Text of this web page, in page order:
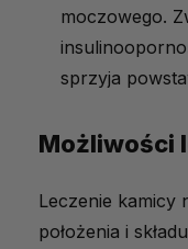
moczowego.
sprzyja
Możliwości
Leczenie kamicy
położenia i